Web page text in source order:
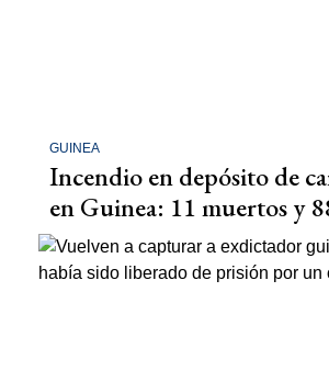
GUINEA
Incendio en depósito de
en Guinea: 11 muertos y